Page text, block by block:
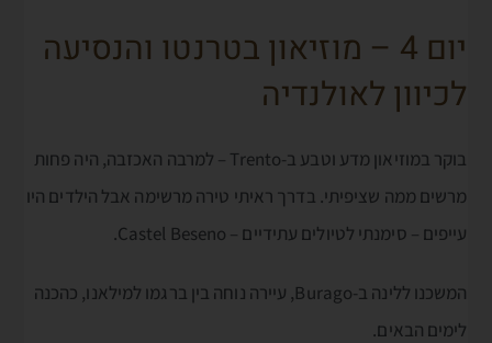
יום 4 – מוזיאון בטרנטו והנסיעה
לכיוון לאולנדיה
בוקר במוזיאון מדע וטבע ב-Trento – למרבה האכזבה, היה פחות
מרשים ממה שציפיתי. בדרך ראיתי טירה מרשימה אבל הילדים היו
עייפים – סימנתי לטיולים עתידיים – Castel Beseno.
המשכנו ללינה ב-Burago, עיירה נוחה בין ברגמו למילאנו, כהכנה
לימים הבאים.